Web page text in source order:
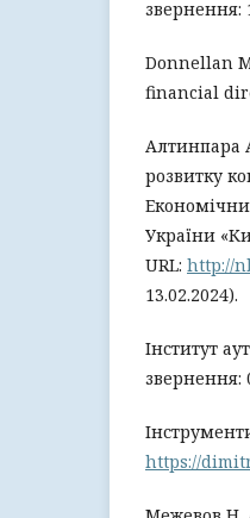
звернення:
Donnellan
financial
Алтинпара
розвитку
України
URL: http://
13.02.2024).
Інститут
звернення:
https://